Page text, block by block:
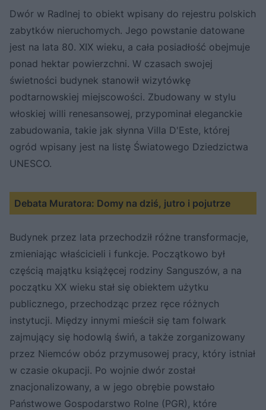
Dwór w Radlnej to obiekt wpisany do rejestru polskich
zabytków nieruchomych. Jego powstanie datowane
jest na lata 80. XIX wieku, a cała posiadłość obejmuje
ponad hektar powierzchni. W czasach swojej
świetności budynek stanowił wizytówkę
podtarnowskiej miejscowości. Zbudowany w stylu
włoskiej willi renesansowej, przypominał eleganckie
zabudowania, takie jak słynna Villa D'Este, której
ogród wpisany jest na listę Światowego Dziedzictwa
UNESCO.
Debata Muratora: Domy na dziś, jutro i pojutrze
Budynek przez lata przechodził różne transformacje,
zmieniając właścicieli i funkcje. Początkowo był
częścią majątku książęcej rodziny Sanguszów, a na
początku XX wieku stał się obiektem użytku
publicznego, przechodząc przez ręce różnych
instytucji. Między innymi mieścił się tam folwark
zajmujący się hodowlą świń, a także zorganizowany
przez Niemców obóz przymusowej pracy, który istniał
w czasie okupacji. Po wojnie dwór został
znacjonalizowany, a w jego obrębie powstało
Państwowe Gospodarstwo Rolne (PGR), które